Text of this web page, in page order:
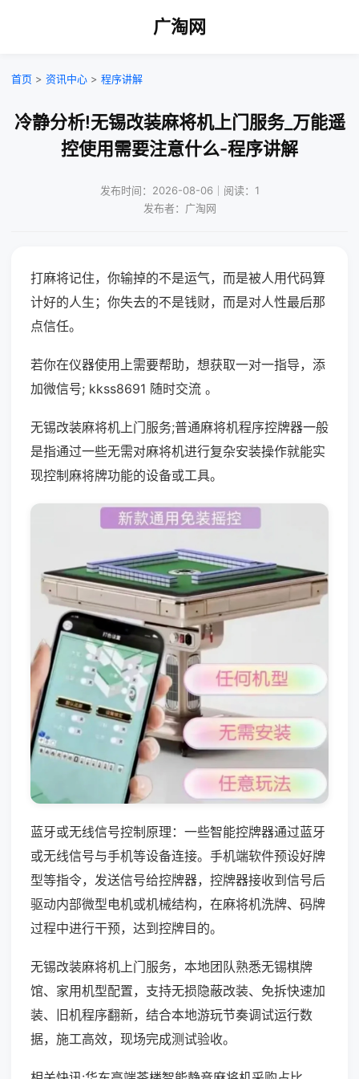
广淘网
首页 > 资讯中心 > 程序讲解
冷静分析!无锡改装麻将机上门服务_万能遥
控使用需要注意什么-程序讲解
发布时间：2026-08-06｜阅读：1
发布者：广淘网
打麻将记住，你输掉的不是运气，而是被人用代码算
计好的人生；你失去的不是钱财，而是对人性最后那
点信任。
若你在仪器使用上需要帮助，想获取一对一指导，添
加微信号; kkss8691 随时交流 。
无锡改装麻将机上门服务;普通麻将机程序控牌器一般
是指通过一些无需对麻将机进行复杂安装操作就能实
现控制麻将牌功能的设备或工具。
蓝牙或无线信号控制原理：一些智能控牌器通过蓝牙
或无线信号与手机等设备连接。手机端软件预设好牌
型等指令，发送信号给控牌器，控牌器接收到信号后
驱动内部微型电机或机械结构，在麻将机洗牌、码牌
过程中进行干预，达到控牌目的。
无锡改装麻将机上门服务，本地团队熟悉无锡棋牌
馆、家用机型配置，支持无损隐蔽改装、免拆快速加
装、旧机程序翻新，结合本地游玩节奏调试运行数
据，施工高效，现场完成测试验收。